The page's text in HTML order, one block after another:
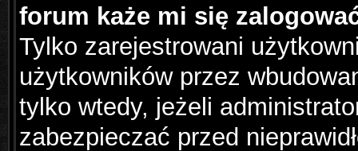
forum każe mi się
Tylko zarejestrowani
użytkowników przez
tylko wtedy, jeżeli
zabezpieczać przed